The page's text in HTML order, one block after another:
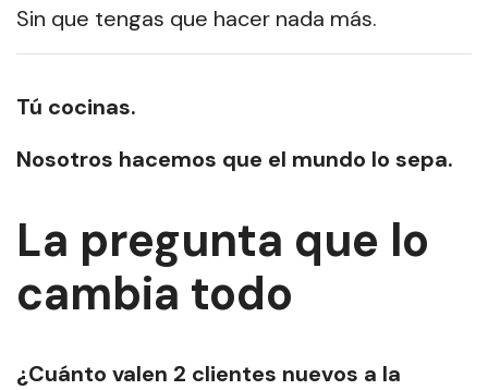
Sin que tengas que hacer nada más.
Tú cocinas.
Nosotros hacemos que el mundo lo sepa.
La pregunta que lo
cambia todo
¿Cuánto valen 2 clientes nuevos a la